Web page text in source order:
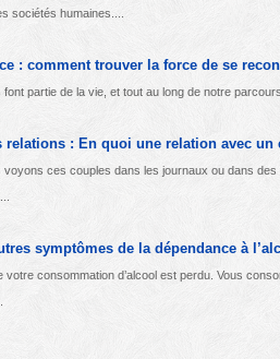
sociétés humaines....
: comment trouver la force de se
partie de la vie, et tout au long de notre
relations : En quoi une relation avec un
voyons ces couples dans les journaux ou dans
symptômes de la dépendance à
votre consommation d’alcool est perdu. Vous